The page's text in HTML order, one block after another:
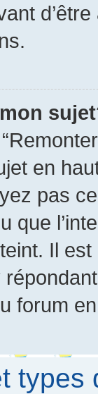
en
pas
que
Il
forum
types